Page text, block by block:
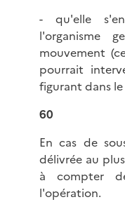
- qu'elle
l'organisme
mouvement
pourrait
figurant dans
60
En cas de
délivrée au
à compter
l'opération.